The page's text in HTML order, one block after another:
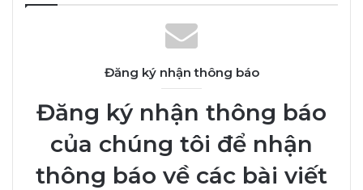
Đăng ký nhận thông báo
Đăng ký nhận thông báo
của chúng tôi để nhận
thông báo về các bài viết